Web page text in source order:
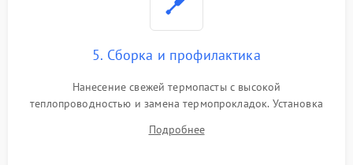
5. Сборка и профилактика
Нанесение свежей термопасты с высокой
теплопроводностью и замена термопрокладок. Установка
шлейфов, модулей памяти и накопителей. Предварительная
Подробнее